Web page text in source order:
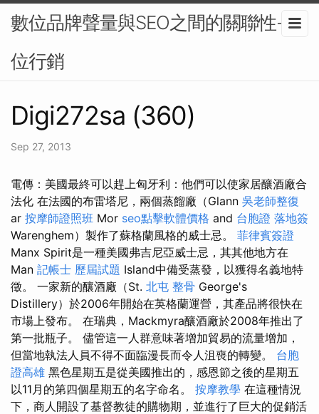
數位品牌聲量與SEO之間的關聯性-數
位行銷
Digi272sa (360)
Sep 27, 2013
電傳：美國最終可以趕上匈牙利：他們可以使家居釀酒廠合
法化 在法國的布雷塔尼，兩個蒸餾廠（Glann 吳老師整復
ar 按摩師證照班 Mor seo點擊軟體價格 and 台胞證 落地簽
Warenghem）製作了蘇格蘭風格的威士忌。 菲律賓簽證
Manx Spirit是一種美國弗吉尼亞威士忌，其其他地方在
Man 記帳士 歷屆試題 Island中備受蒸發，以獲得名義地特
徵。 一家新的釀酒廠（St. 北屯 整骨 George's
Distillery）於2006年開始在英格蘭運營，其產品將很快在
市場上發布。 在瑞典，Mackmyra釀酒廠於2008年推出了
第一批瓶子。 儘管這一人群意味著增加貿易的流量增加，
但當地執法人員不得不面臨漫長而令人沮喪的轉變。 台胞
證高雄 黑色星期五是從美國推出的，感恩節之後的星期五
以11月的第四個星期五的名字命名。 按摩教學 在這種情況
下，商人開設了基督教徒的購物期，並進行了巨大的促銷活